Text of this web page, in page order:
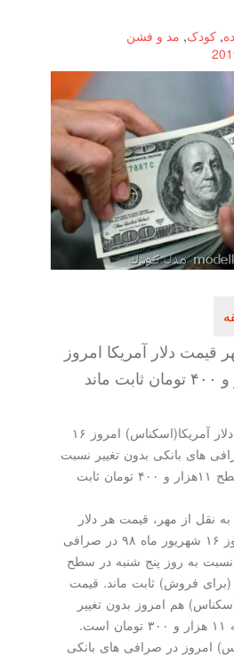
,مد و فشن
آمریكا امروز
مدل كودك: قیمت هر دلار آمریكا(اسكناس) امروز ۱۶
های بانكی بدون تغییر نسبت
به روز پنج شنبه در سطح ۱۱هزار و ۴۰۰ تومان ثابت
مهر، قیمت هر دلار
آمریكا (اسكناس) امروز ۱۶ شهریور ماه ۹۸ در صرافی
روز پنج شنبه در سطح
فروش) ثابت ماند. قیمت
هم امروز بدون تغییر
نسبت به روز پنج شنبه ۱۱ هزار و ۳۰۰ تومان است.
در صرافی های بانكی